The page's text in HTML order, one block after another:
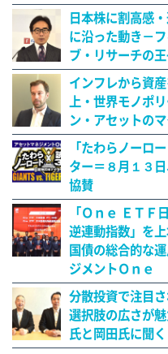
日本株に割高感
に沿った動き－
ブ・リサーチの
インフレから資
上・世界モノポ
ン・アセットの
「たわらノーロ
ター＝８月１３
協賛
「Ｏｎｅ ＥＴＦ
逆連動指数」を
国債の総合的な
ジメントＯｎｅ
分散投資で注目
選択肢の広さが
氏と岡田氏に聞く